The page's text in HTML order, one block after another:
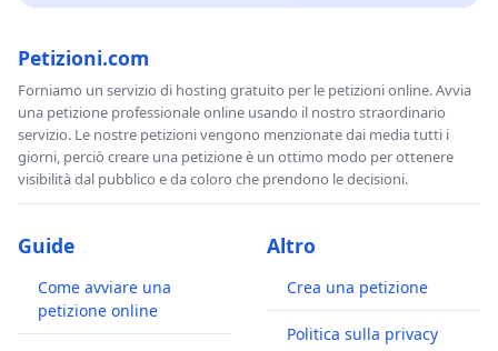
Petizioni.com
Forniamo un servizio di hosting gratuito per le petizioni online. Avvia
una petizione professionale online usando il nostro straordinario
servizio. Le nostre petizioni vengono menzionate dai media tutti i
giorni, perciò creare una petizione è un ottimo modo per ottenere
visibilità dal pubblico e da coloro che prendono le decisioni.
Guide
Come avviare una
petizione online
Altro
Crea una petizione
Politica sulla privacy